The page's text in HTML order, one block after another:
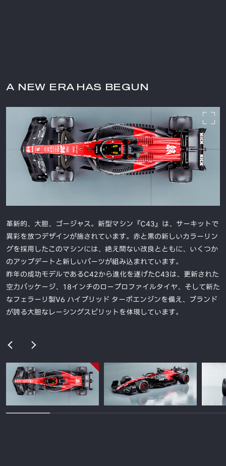
A NEW ERA HAS BEGUN
革新的、大胆、ゴージャス。新型マシン『C43』は、サーキットで
異彩を放つデザインが施されています。赤と黒の新しいカラーリン
グを採用したこのマシンには、絶え間ない改良とともに、いくつか
のアップデートと新しいパーツが組み込まれています。
昨年の成功モデルであるC42から進化を遂げたC43は、更新された
空力パッケージ、18インチのロープロファイルタイヤ、そして新た
なフェラーリ製V6 ハイブリッド ターボエンジンを備え、ブランド
が誇る大胆なレーシングスピリットを体現しています。